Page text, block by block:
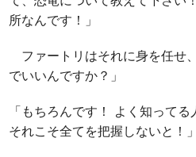
所なんです！」
ファートリはそれに身を任せ
でいいんですか？」
「もちろんです！ よく知って
それこそ全てを把握しないと！」